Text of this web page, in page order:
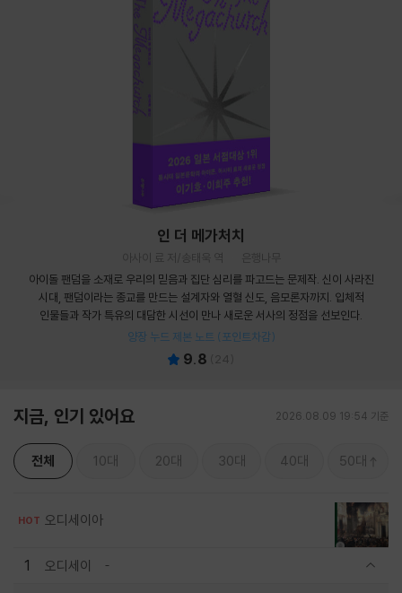
인 더 메가처치
아사이 료 저/송태욱 역
은행나무
아이돌 팬덤을 소재로 우리의 믿음과 집단 심리를 파고드는 문제작. 신이 사라진
시대, 팬덤이라는 종교를 만드는 설계자와 열혈 신도, 음모론자까지. 입체적
인물들과 작가 특유의 대담한 시선이 만나 새로운 서사의 정점을 선보인다.
양장 누드 제본 노트 (포인트차감)
9.8 24
지금, 인기 있어요 2026.08.09 19:54 기준
전체 10대 20대 30대 40대 50대
HOT 오디세이아
1 오디세이